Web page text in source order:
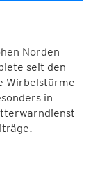
Norden
seit den
Wirbelstürme
in